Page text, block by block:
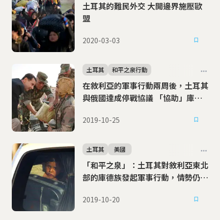
土耳其的難民外交 大開邊界施壓歐
盟
2020-03-03
在敘利亞的軍事行動兩周後，土耳其
與俄國達成停戰協議 「協助」庫德
土耳其 和平之泉行動
2019-10-25
「和平之泉」：土耳其對敘利亞東北
部的庫德族發起軍事行動，情勢仍在
土耳其 美國
2019-10-20